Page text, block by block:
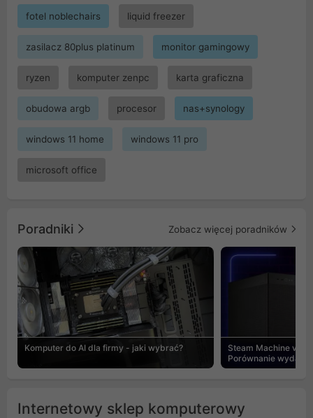
fotel noblechairs liquid freezer
zasilacz 80plus platinum monitor gamingowy
ryzen komputer zenpc karta graficzna
obudowa argb procesor nas+synology
windows 11 home windows 11 pro
microsoft office
Poradniki Zobacz więcej poradników
Komputer do AI dla firmy - jaki wybrać?
Steam Machine vs
Porównanie
Internetowy sklep komputerowy